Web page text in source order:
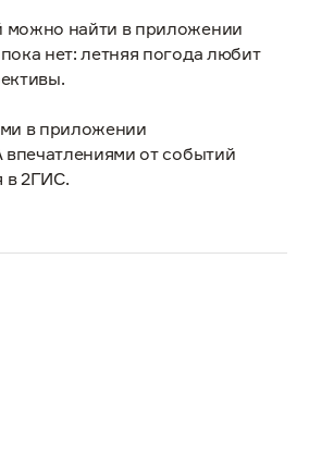
можно найти в приложении
нет: летняя погода любит
в приложении
впечатлениями от событий
в 2ГИС.